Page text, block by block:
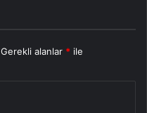
Gerekli alanlar * ile